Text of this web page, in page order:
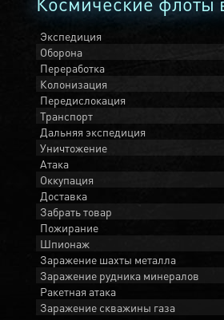
Экспедиция
Оборона
Переработка
Колонизация
Передислокация
Транспорт
Дальняя экспедиция
Уничтожение
Атака
Оккупация
Доставка
Забрать товар
Пожирание
Шпионаж
Заражение шахты металла
Заражение рудника минералов
Ракетная атака
Заражение скважины газа